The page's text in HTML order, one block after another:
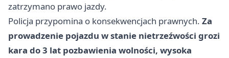
zatrzymano prawo jazdy.
Policja przypomina o konsekwencjach prawnych. Za
prowadzenie pojazdu w stanie nietrzeźwości grozi
kara do 3 lat pozbawienia wolności, wysoka